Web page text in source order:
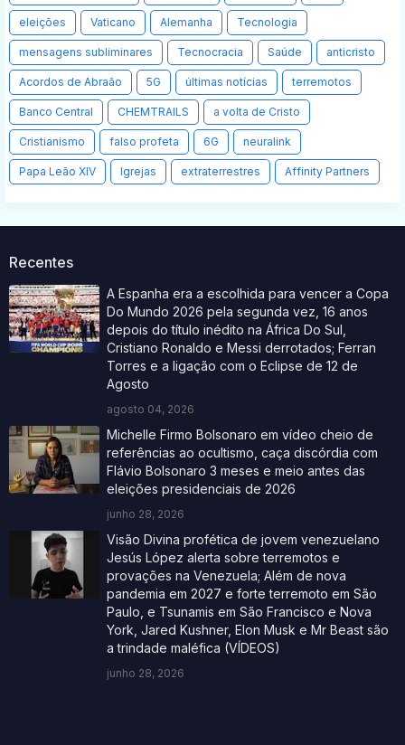
eleições Vaticano Alemanha Tecnologia
mensagens subliminares Tecnocracia Saúde anticristo
Acordos de Abraão 5G últimas notícias terremotos
Banco Central CHEMTRAILS a volta de Cristo
Cristianismo falso profeta 6G neuralink
Papa Leão XIV Igrejas extraterrestres Affinity Partners
Recentes
A Espanha era a escolhida para vencer a Copa
Do Mundo 2026 pela segunda vez, 16 anos
depois do título inédito na África Do Sul,
Cristiano Ronaldo e Messi derrotados; Ferran
Torres e a ligação com o Eclipse de 12 de
Agosto
agosto 04, 2026
Michelle Firmo Bolsonaro em vídeo cheio de
referências ao ocultismo, caça discórdia com
Flávio Bolsonaro 3 meses e meio antes das
eleições presidenciais de 2026
junho 28, 2026
Visão Divina profética de jovem venezuelano
Jesús López alerta sobre terremotos e
provações na Venezuela; Além de nova
pandemia em 2027 e forte terremoto em São
Paulo, e Tsunamis em São Francisco e Nova
York, Jared Kushner, Elon Musk e Mr Beast são
a trindade maléfica (VÍDEOS)
junho 28, 2026